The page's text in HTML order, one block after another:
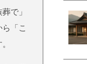
で」
「こ